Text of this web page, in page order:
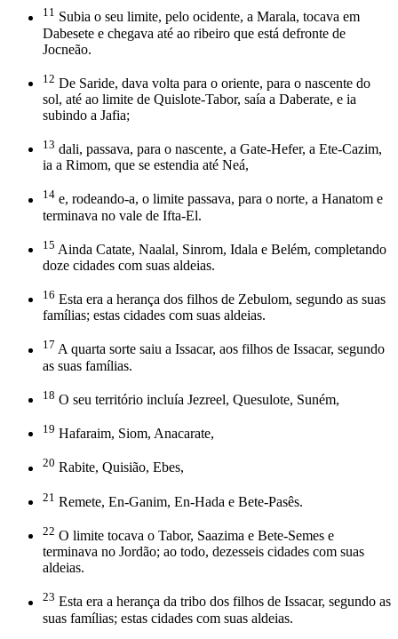
11 Subia o seu limite, pelo ocidente, a Marala, tocava em
Dabesete e chegava até ao ribeiro que está defronte de
Jocneão.
12 De Saride, dava volta para o oriente, para o nascente do
sol, até ao limite de Quislote-Tabor, saía a Daberate, e ia
subindo a Jafia;
13 dali, passava, para o nascente, a Gate-Hefer, a Ete-Cazim,
ia a Rimom, que se estendia até Neá,
14 e, rodeando-a, o limite passava, para o norte, a Hanatom e
terminava no vale de Ifta-El.
15 Ainda Catate, Naalal, Sinrom, Idala e Belém, completando
doze cidades com suas aldeias.
16 Esta era a herança dos filhos de Zebulom, segundo as suas
famílias; estas cidades com suas aldeias.
17 A quarta sorte saiu a Issacar, aos filhos de Issacar, segundo
as suas famílias.
18 O seu território incluía Jezreel, Quesulote, Suném,
19 Hafaraim, Siom, Anacarate,
20 Rabite, Quisião, Ebes,
21 Remete, En-Ganim, En-Hada e Bete-Pasês.
22 O limite tocava o Tabor, Saazima e Bete-Semes e
terminava no Jordão; ao todo, dezesseis cidades com suas
aldeias.
23 Esta era a herança da tribo dos filhos de Issacar, segundo as
suas famílias; estas cidades com suas aldeias.